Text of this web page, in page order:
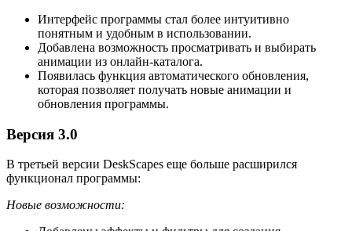
Интерфейс программы стал более интуитивно
понятным и удобным в использовании.
Добавлена возможность просматривать и выбирать
анимации из онлайн-каталога.
Появилась функция автоматического обновления,
которая позволяет получать новые анимации и
обновления программы.
Версия 3.0
В третьей версии DeskScapes еще больше расширился
функционал программы:
Новые возможности: